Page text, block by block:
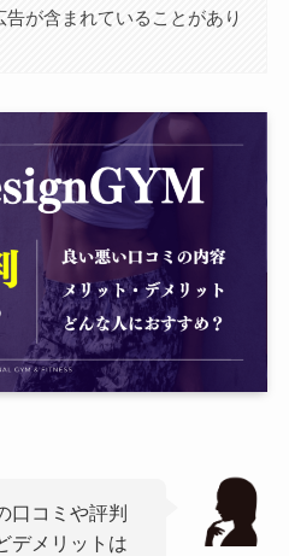
が含まれていることがあり
口コミや評判
デメリットは